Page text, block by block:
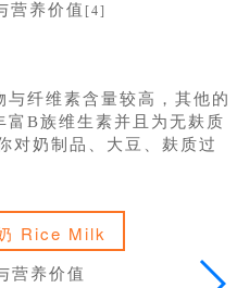
营养价值 [4]
纤维素含量较高，其他的
富B族维生素并且为无麸质
奶制品、大豆、麸质过
Rice Milk
营养价值